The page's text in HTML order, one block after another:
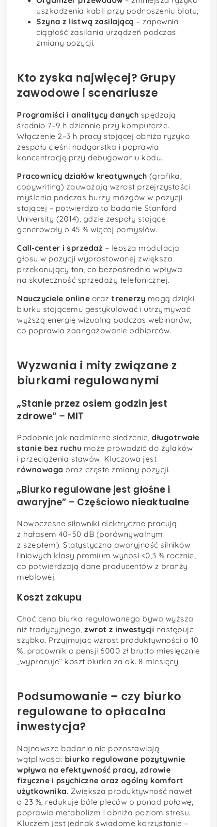
uszkodzenia kabli przy podnoszeniu blatu;
Szyna z listwą zasilającą – zapewnia
ciągłość zasilania urządzeń podczas
zmiany pozycji.
Kto zyska najwięcej? Grupy
zawodowe i scenariusze
Programiści i analitycy danych spędzają
średnio 7–9 h dziennie przy komputerze.
Włączenie 2–3 h pracy stojącej obniża ryzyko
zespołu cieśni nadgarstka i poprawia
koncentrację przy debugowaniu kodu.
Pracownicy działów kreatywnych (grafika,
copywriting) zauważają wzrost przejrzystości
myślenia podczas burzy mózgów w pozycji
stojącej – potwierdza to badanie Stanford
University (2014), gdzie zespoły stojące
generowały o 45 % więcej pomysłów.
Call-center i sprzedaż – lepsza modulacja
głosu w pozycji wyprostowanej zwiększa
przekonujący ton, co bezpośrednio wpływa
na skuteczność sprzedaży telefonicznej.
Nauczyciele online oraz trenerzy mogą dzięki
biurku stojącemu gestykulować i utrzymywać
wyższą energię wizualną podczas webinarów,
co poprawia zaangażowanie odbiorców.
Wyzwania i mity związane z
biurkami regulowanymi
„Stanie przez osiem godzin jest
zdrowe” – MIT
Podobnie jak nadmierne siedzenie, długotrwałe
stanie bez ruchu może prowadzić do żylaków
i przeciążenia stawów. Kluczowa jest
równowaga oraz częste zmiany pozycji.
„Biurko regulowane jest głośne i
awaryjne” – Częściowo nieaktualne
Nowoczesne siłowniki elektryczne pracują
z hałasem 40–50 dB (porównywalnym
z szeptem). Statystyczna awaryjność silników
liniowych klasy premium wynosi <0,3 % rocznie,
co potwierdzają dane producentów z branży
meblowej.
Koszt zakupu
Choć cena biurka regulowanego bywa wyższa
niż tradycyjnego, zwrot z inwestycji następuje
szybko. Przyjmując wzrost produktywności o 10
%, pracownik o pensji 6000 zł brutto miesięcznie
„wypracuje” koszt biurka za ok. 8 miesięcy.
Podsumowanie – czy biurko
regulowane to opłacalna
inwestycja?
Najnowsze badania nie pozostawiają
wątpliwości: biurko regulowane pozytywnie
wpływa na efektywność pracy, zdrowie
fizyczne i psychiczne oraz ogólny komfort
użytkownika. Zwiększa produktywność nawet
o 23 %, redukuje bóle pleców o ponad połowę,
poprawia metabolizm i obniża poziom stresu.
Kluczem jest jednak świadome korzystanie –